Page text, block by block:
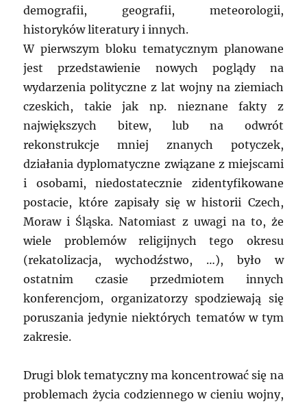
demografii, geografii, meteorologii,
historyków literatury i innych.
W pierwszym bloku tematycznym planowane
jest przedstawienie nowych poglądy na
wydarzenia polityczne z lat wojny na ziemiach
czeskich, takie jak np. nieznane fakty z
największych bitew, lub na odwrót
rekonstrukcje mniej znanych potyczek,
działania dyplomatyczne związane z miejscami
i osobami, niedostatecznie zidentyfikowane
postacie, które zapisały się w historii Czech,
Moraw i Śląska. Natomiast z uwagi na to, że
wiele problemów religijnych tego okresu
(rekatolizacja, wychodźstwo, …), było w
ostatnim czasie przedmiotem innych
konferencjom, organizatorzy spodziewają się
poruszania jedynie niektórych tematów w tym
zakresie.
Drugi blok tematyczny ma koncentrować się na
problemach życia codziennego w cieniu wojny,